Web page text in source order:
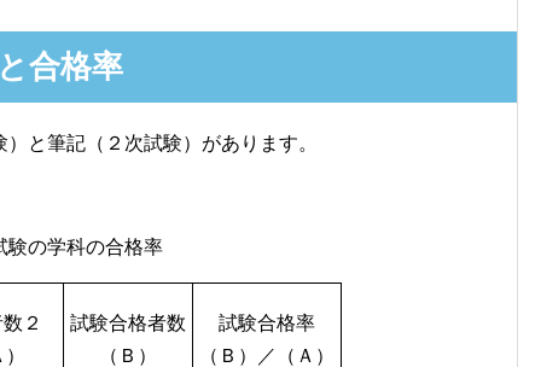
合格率
と筆記（２次試験）があります。
験の学科の合格率
２
試験合格者数
（Ｂ）
試験合格率
（Ｂ）／（Ａ）